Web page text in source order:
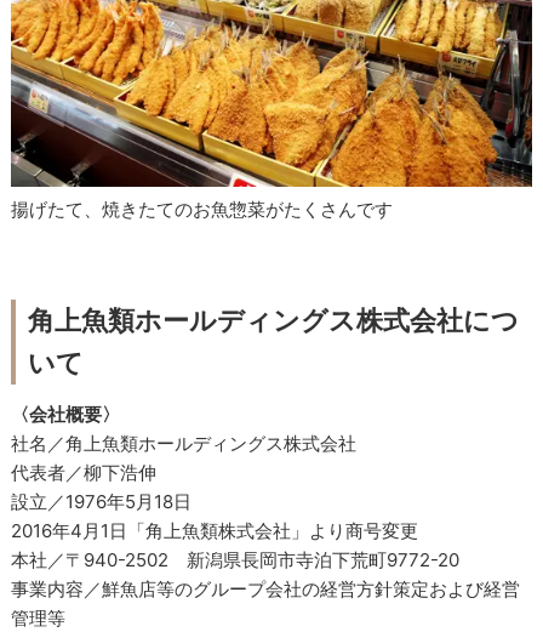
揚げたて、焼きたてのお魚惣菜がたくさんです
角上魚類ホールディングス株式会社につ
いて
〈会社概要〉
社名／角上魚類ホールディングス株式会社
代表者／柳下浩伸
設立／1976年5月18日
2016年4月1日「角上魚類株式会社」より商号変更
本社／〒940-2502 新潟県長岡市寺泊下荒町9772-20
事業内容／鮮魚店等のグループ会社の経営方針策定および経営
管理等